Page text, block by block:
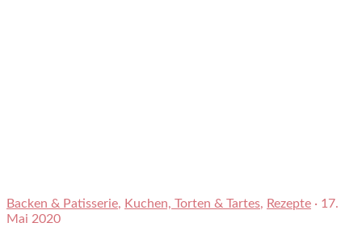
Backen & Patisserie, Kuchen, Torten & Tartes, Rezepte · 17.
Mai 2020